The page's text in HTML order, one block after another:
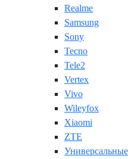
Realme
Samsung
Sony
Tecno
Tele2
Vertex
Vivo
Wileyfox
Xiaomi
ZTE
Универсальные